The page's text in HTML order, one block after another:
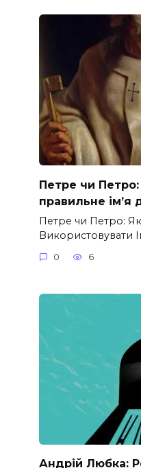
Петре чи
правильне ім’я
Петре чи Петро:
Використовувати
0 6
Андрій Любка: